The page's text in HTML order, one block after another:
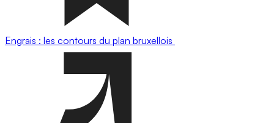
Engrais : les contours du plan bruxellois